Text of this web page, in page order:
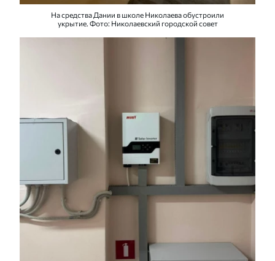
На средства Дании в школе Николаева обустроили
укрытие. Фото: Николаевский городской совет